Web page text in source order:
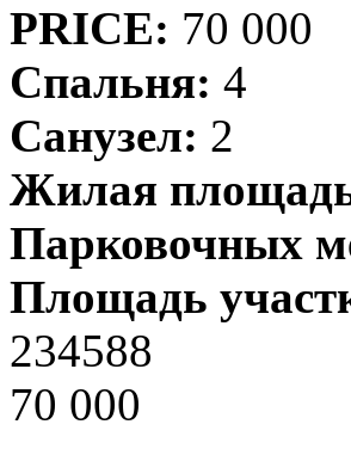
PRICE: 70 000
Спальня: 4
Санузел: 2
Жилая
Парковочных
Площадь
234588
70 000